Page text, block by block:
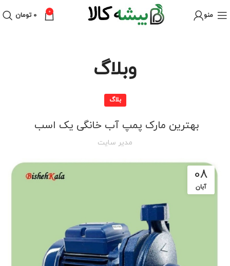
منو 0 ۰ تومان
وبلاگ
بلاگ
بهترین مارک پمپ آب خانگی یک اسب
مدیر سایت
08
آبان